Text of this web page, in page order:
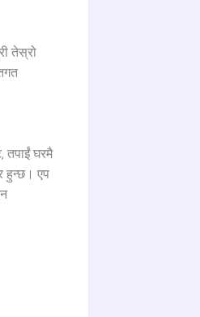
तेस्रो
तपाईं घरमै
हुन्छ। एप